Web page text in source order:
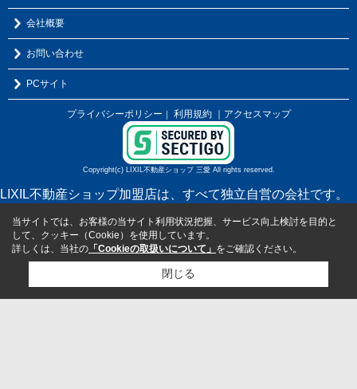
会社概要
お問い合わせ
PCサイト
プライバシーポリシー 利用規約 ｜アクセスマップ
Copyright(c) LIXIL不動産ショップ 三愛 All rights reserved.
LIXIL不動産ショップ加盟店は、すべて独立自営の会社です。
当サイトでは、お客様の当サイト利用状況把握、サービス向上検討を目的と
して、クッキー（Cookie）を使用しています。
詳しくは、当社の 「Cookieの取扱いについて」 をご確認ください。
閉じる